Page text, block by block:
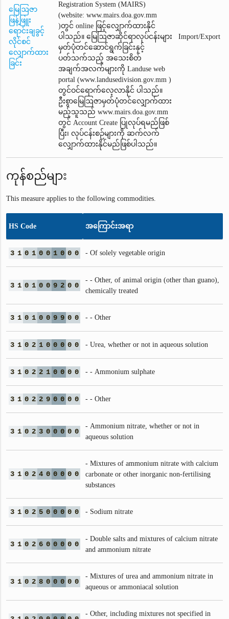
မြေဩဇာ
ဖြန့်ဖြူး
ရောင်းချခွင့်
လိုင်စင်
လျှောက်ထား
ခြင်း
Registration System (MAIRS)
(website: www.mairs.doa.gov.mm
)တွင် online ဖြင့်လျှောက်ထားနိုင်
ပါသည်။ မြေဩဇာဆိုင်ရာလုပ်ငန်းများ
မှတ်ပုံတင်ဆောင်ရွက်ခြင်းနှင့်
ပတ်သက်သည့် အသေးစိတ်
အချက်အလက်များကို Landuse web
portal (www.landusedivision.gov.mm )
တွင်ဝင်ရောက်လေ့လာနိုင် ပါသည်။
ဦးစွာမြေဩဇာမှတ်ပုံတင်‌လျှောက်ထား
မည့်သူသည် www.mairs.doa.gov.mm
တွင် Account Create ပြုလုပ်ရမည်ဖြစ်
ပြီး၊ လုပ်ငန်းစဉ်များကို ဆက်လက်
လျှောက်ထားနိုင်မည်ဖြစ်ပါသည်။
Import/Export
ကုန်စည်များ
This measure applies to the following commodities.
HS Code အကြောင်းအရာ
3 1 0 1 0 0 1 0 0 0 - Of solely vegetable origin
3 1 0 1 0 0 9 2 0 0
- - Other, of animal origin (other than guano),
chemically treated
3 1 0 1 0 0 9 9 0 0 - - Other
3 1 0 2 1 0 0 0 0 0 - Urea, whether or not in aqueous solution
3 1 0 2 2 1 0 0 0 0 - - Ammonium sulphate
3 1 0 2 2 9 0 0 0 0 - - Other
3 1 0 2 3 0 0 0 0 0
- Ammonium nitrate, whether or not in
aqueous solution
3 1 0 2 4 0 0 0 0 0
- Mixtures of ammonium nitrate with calcium
carbonate or other inorganic non-fertilising
substances
3 1 0 2 5 0 0 0 0 0 - Sodium nitrate
3 1 0 2 6 0 0 0 0 0
- Double salts and mixtures of calcium nitrate
and ammonium nitrate
3 1 0 2 8 0 0 0 0 0
- Mixtures of urea and ammonium nitrate in
aqueous or ammoniacal solution
- Other, including mixtures not specified in